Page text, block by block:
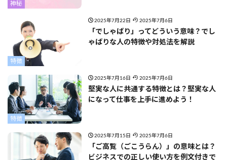
神秘
特徴
2025年7月22日 2025年7月6日
「でしゃばり」ってどういう意味？でし
ゃばりな人の特徴や対処法を解説
特徴
2025年7月16日 2025年7月6日
堅実な人に共通する特徴とは？堅実な人
になって仕事を上手に進めよう！
2025年7月15日 2025年7月6日
「ご高覧（ごこうらん）」の意味とは？
ビジネスでの正しい使い方を例文付きで